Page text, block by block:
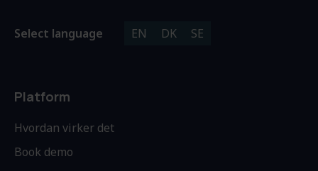
Select language EN DK SE
Platform
Hvordan virker det
Book demo